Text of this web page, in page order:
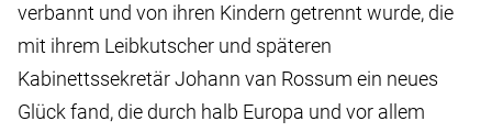
verbannt und von ihren Kindern getrennt wurde, die
mit ihrem Leibkutscher und späteren
Kabinettssekretär Johann van Rossum ein neues
Glück fand, die durch halb Europa und vor allem